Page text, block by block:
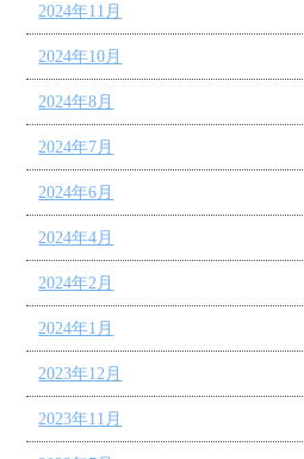
2024年11月
2024年10月
2024年8月
2024年7月
2024年6月
2024年4月
2024年2月
2024年1月
2023年12月
2023年11月